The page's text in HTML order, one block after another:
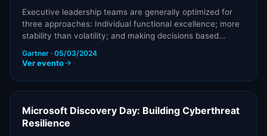
Executive leadership teams are generally optimized for
three approaches: Individual functional excellence; more
stability than volatility; and making decisions based…
Gartner · 05/03/2024
Ver evento
Microsoft Discovery Day: Building Cyberthreat
Resilience